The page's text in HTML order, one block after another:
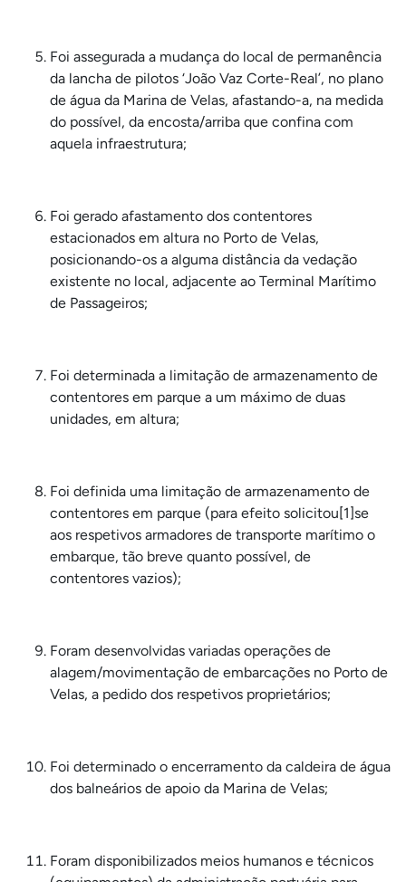
Foi assegurada a mudança do local de permanência
da lancha de pilotos ‘João Vaz Corte-Real’, no plano
de água da Marina de Velas, afastando-a, na medida
do possível, da encosta/arriba que confina com
aquela infraestrutura;
Foi gerado afastamento dos contentores
estacionados em altura no Porto de Velas,
posicionando-os a alguma distância da vedação
existente no local, adjacente ao Terminal Marítimo
de Passageiros;
Foi determinada a limitação de armazenamento de
contentores em parque a um máximo de duas
unidades, em altura;
Foi definida uma limitação de armazenamento de
contentores em parque (para efeito solicitou[1]se
aos respetivos armadores de transporte marítimo o
embarque, tão breve quanto possível, de
contentores vazios);
Foram desenvolvidas variadas operações de
alagem/movimentação de embarcações no Porto de
Velas, a pedido dos respetivos proprietários;
Foi determinado o encerramento da caldeira de água
dos balneários de apoio da Marina de Velas;
Foram disponibilizados meios humanos e técnicos